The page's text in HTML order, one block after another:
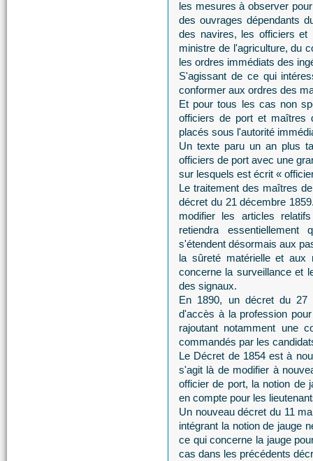
les mesures à observer
des ouvrages dépendants
des navires, les officiers
ministre de l'agriculture, du
les ordres immédiats des
S'agissant de ce qui
conformer aux ordres des
Et pour tous les cas non
officiers de port et maîtres
placés sous l'autorité
Un texte paru un an plus
officiers de port avec une
sur lesquels est écrit «
Le traitement des maîtres
décret du 21 décembre
modifier les articles
retiendra
s'étendent désormais aux
la sûreté matérielle et aux
concerne la surveillance et
des signaux.
En 1890, un décret du 27
d'accès à la profession
rajoutant notamment une
commandés par les
Le Décret de 1854 est à
s'agit là de modifier à
officier de port, la notion de
en compte pour les
Un nouveau décret du 11
intégrant la notion de jauge
ce qui concerne la jauge
cas dans les précédents